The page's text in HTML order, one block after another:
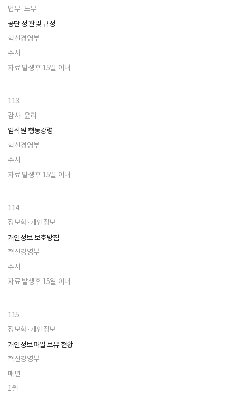
법무·노무
공단 정관 및 규정
혁신경영부
수시
자료 발생후 15일 이내
113
감사·윤리
임직원 행동강령
혁신경영부
수시
자료 발생후 15일 이내
114
정보화·개인정보
개인정보 보호방침
혁신경영부
수시
자료 발생후 15일 이내
115
정보화·개인정보
개인정보파일 보유 현황
혁신경영부
매년
1월